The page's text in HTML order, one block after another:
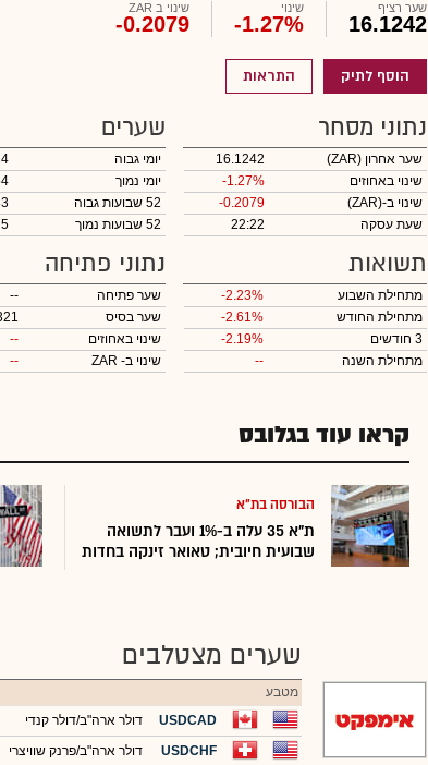
שער רציף
16.1242
שינוי
-1.27%
שינוי ב ZAR
-0.2079
הוסף לתיק התראות
נתוני מסחר
שער אחרון (ZAR)
16.1242
שינוי באחוזים
-1.27%
שינוי ב-(ZAR)
-0.2079
שעת עסקה
22:22
שערים
יומי גבוה
יומי נמוך
52 שבועות גבוה
52 שבועות נמוך
תשואות
מתחילת השבוע
-2.23%
מתחילת החודש
-2.61%
3 חודשים
-2.19%
מתחילת השנה
--
נתוני פתיחה
שער פתיחה
--
שער בסיס
שינוי באחוזים
--
שינוי ב- ZAR --
קראו עוד בגלובס
הבורסה בת"א
ת"א 35 עלה ב-1% ועבר לתשואה
שבועית חיובית; טאואר זינקה בחדות
שערים מצטלבים
מטבע
USDCAD
דולר ארה"ב/דולר קנדי
USDCHF
דולר ארה"ב/פרנק שוויצרי